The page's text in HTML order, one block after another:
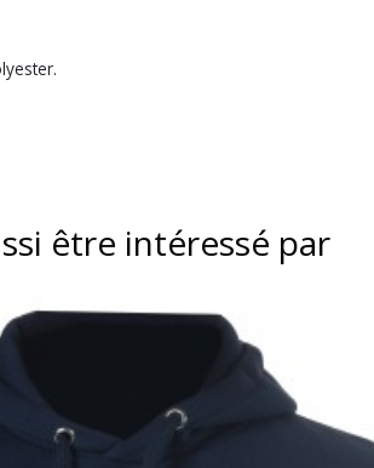
être intéressé par